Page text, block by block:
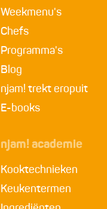
Weekmenu's
Chefs
Programma's
Blog
njam! trekt eropuit
E-books
njam! academie
Kooktechnieken
Keukentermen